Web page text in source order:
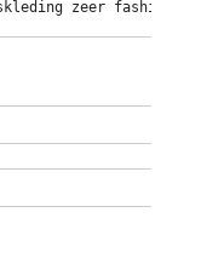
zeer